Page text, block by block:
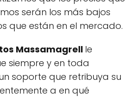
serán los más bajos
que están en el mercado.
Massamagrell le
siempre y en toda
soporte que retribuya su
a en qué